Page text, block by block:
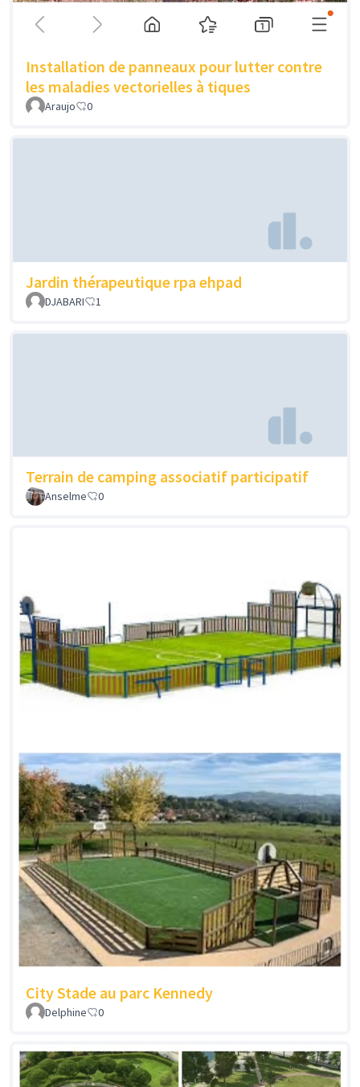
Installation de panneaux pour lutter contre
les maladies vectorielles à tiques
Araujo 0
Jardin thérapeutique rpa ehpad
DJABARI 1
Terrain de camping associatif participatif
Anselme 0
City Stade au parc Kennedy
Delphine 0